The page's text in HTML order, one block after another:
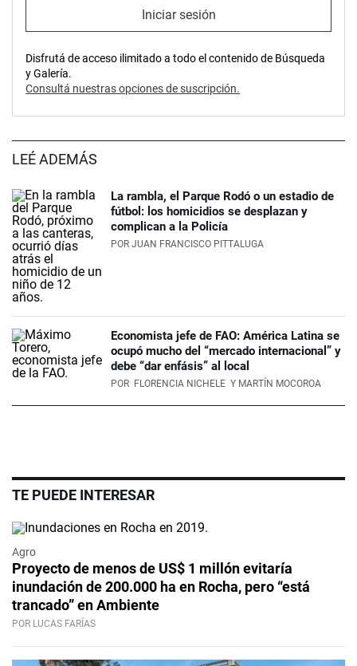
Iniciar sesión
Disfrutá de acceso ilimitado a todo el contenido de Búsqueda
y Galería.
Consultá nuestras opciones de suscripción.
LEÉ ADEMÁS
La rambla, el Parque Rodó o un estadio de
fútbol: los homicidios se desplazan y
complican a la Policía
POR JUAN FRANCISCO PITTALUGA
Economista jefe de FAO: América Latina se
ocupó mucho del “mercado internacional” y
debe “dar enfásis” al local
POR FLORENCIA NICHELE Y MARTÍN MOCOROA
TE PUEDE INTERESAR
Agro
Proyecto de menos de US$ 1 millón evitaría
inundación de 200.000 ha en Rocha, pero “está
trancado” en Ambiente
POR LUCAS FARÍAS